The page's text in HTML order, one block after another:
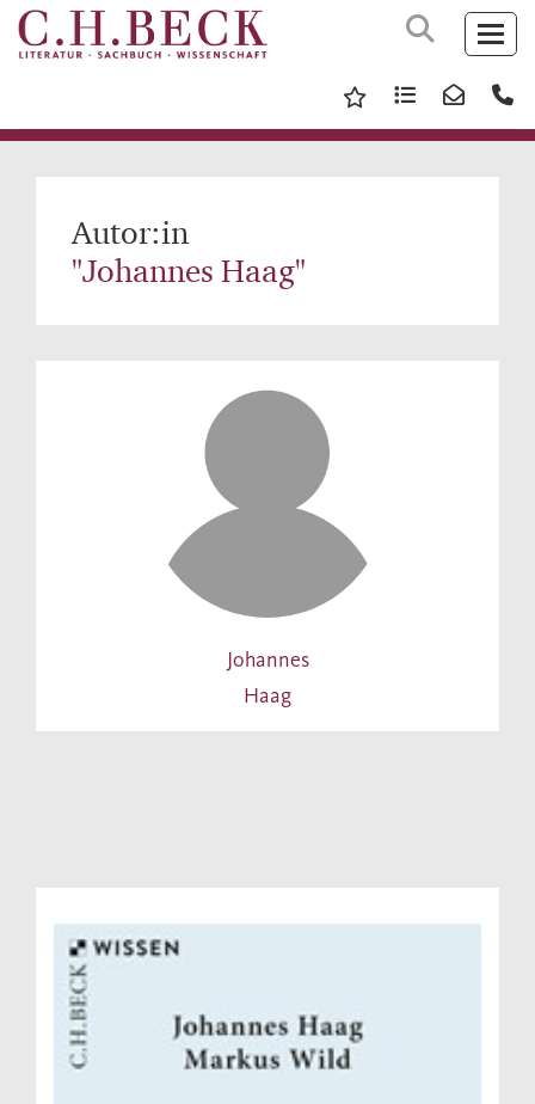
Autor:in
"Johannes Haag"
Johannes
Haag